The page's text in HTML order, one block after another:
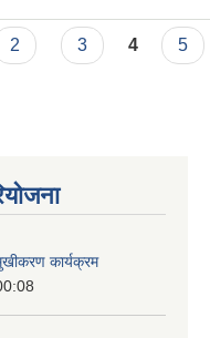
2 3 4 5
कार्यक्रम